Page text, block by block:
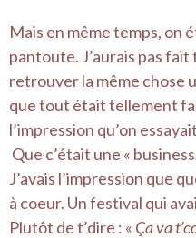
Mais en même temps, on
pantoute. J’aurais pas
retrouver la même chose
que tout était tellement
l’impression qu’on
Que c’était une «
J’avais l’impression que
à coeur. Un festival qui
Plutôt de t’dire : « Ça va